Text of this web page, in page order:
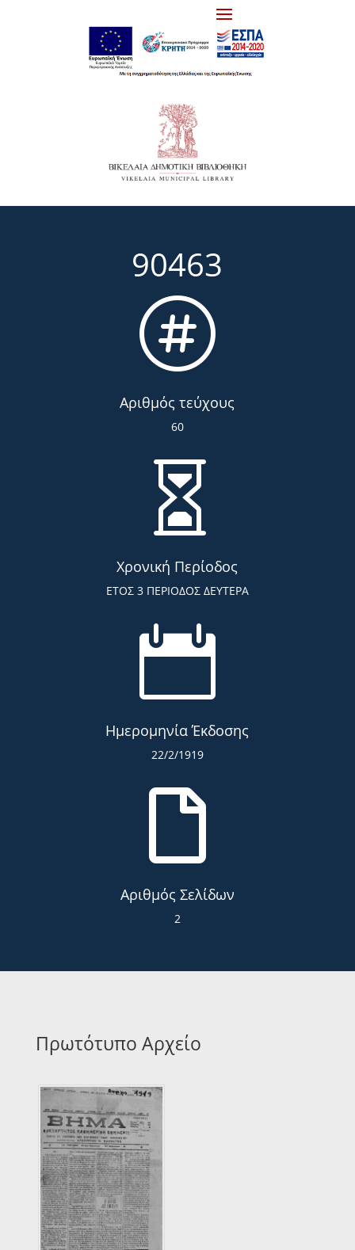
90463

Αριθμός τεύχους
60

Χρονική Περίοδος
ΕΤΟΣ 3 ΠΕΡΙΟΔΟΣ ΔΕΥΤΕΡΑ

Ημερομηνία Έκδοσης
22/2/1919

Αριθμός Σελίδων
2
Πρωτότυπο Αρχείο